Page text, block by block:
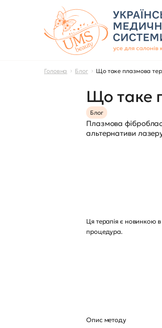
Головна Блог Що таке плазмова
Що таке
Блог
Плазмова
альтернативи
Ця терапія є новинкою
процедура.
Опис методу